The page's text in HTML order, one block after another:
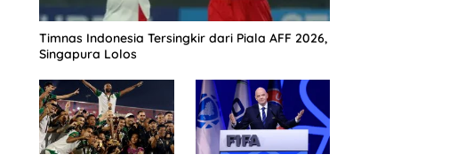
Timnas Indonesia Tersingkir dari Piala AFF 2026,
Singapura Lolos